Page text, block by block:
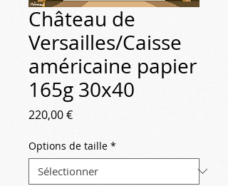
Château de
Versailles/Caisse
américaine papier
165g 30x40
220,00 €Prix
Options de taille *